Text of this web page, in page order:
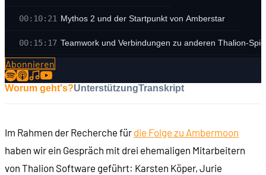
00:10:21 Mythos 2 und der Startpunkt von Amberstar
00:15:17 Teamwork und Verbindungen zu anderen Thalion-
00:17:09
00:19:53 Wo liegen die Rechte an Amberstar und Ambermoon?
Wie sah es bei Thalion damals aus?
00:28:15 Arbeitskultur und Crunch
Abonnieren
Worum geht's?UnterstützungTranskript
Im Rahmen der Recherche für die Folge zu Ambermoon
haben wir ein Gespräch mit drei ehemaligen Mitarbeitern
von Thalion Software geführt: Karsten Köper, Jurie